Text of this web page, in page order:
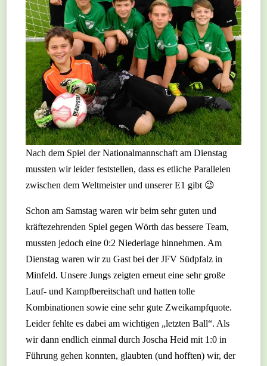
Nach dem Spiel der Nationalmannschaft am Dienstag
mussten wir leider feststellen, dass es etliche Parallelen
zwischen dem Weltmeister und unserer E1 gibt 😉
Schon am Samstag waren wir beim sehr guten und
kräftezehrenden Spiel gegen Wörth das bessere Team,
mussten jedoch eine 0:2 Niederlage hinnehmen. Am
Dienstag waren wir zu Gast bei der JFV Südpfalz in
Minfeld. Unsere Jungs zeigten erneut eine sehr große
Lauf- und Kampfbereitschaft und hatten tolle
Kombinationen sowie eine sehr gute Zweikampfquote.
Leider fehlte es dabei am wichtigen „letzten Ball“. Als
wir dann endlich einmal durch Joscha Heid mit 1:0 in
Führung gehen konnten, glaubten (und hofften) wir, der